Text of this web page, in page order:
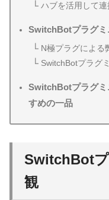
ハブを活用して
SwitchBotプラグミ
N極プラグによる
SwitchBotプラグ
SwitchBotプラグミ
すめの一品
SwitchBot
観